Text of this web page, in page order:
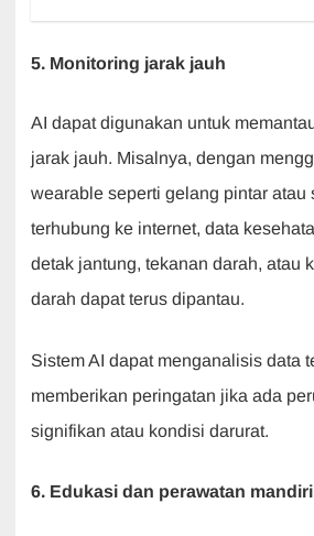
5. Monitoring jarak jauh
AI dapat digunakan untuk
jarak jauh. Misalnya, dengan
wearable seperti gelang pintar atau
terhubung ke internet, data
detak jantung, tekanan darah, atau
darah dapat terus dipantau.
Sistem AI dapat menganalisis data
memberikan peringatan jika ada
signifikan atau kondisi darurat.
6. Edukasi dan perawatan mandiri